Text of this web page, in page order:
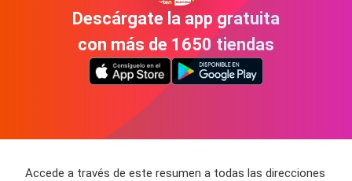
Descárgate la app gratuita
con más de 1650 tiendas
Accede a través de este resumen a todas las direcciones